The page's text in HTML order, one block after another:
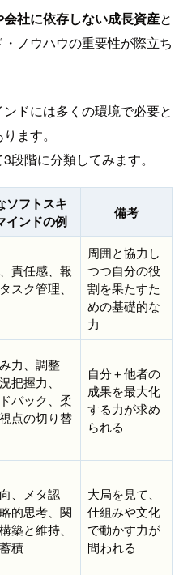
会社に依存しない成長資産と
ノウハウの重要性が際立ち
ドには多くの環境で必要と
ます。
階に分類してみます。
ソフトスキ
インドの例
備考
責任感、報
スク管理、
周囲と協力し
つつ自分の役
割を果たすた
めの基礎的な
力
力、調整
把握力、
バック、柔
点の切り替
自分＋他者の
成果を最大化
する力が求め
られる
、メタ認
的思考、関
築と維持、
積
大局を見て、
仕組みや文化
で動かす力が
問われる